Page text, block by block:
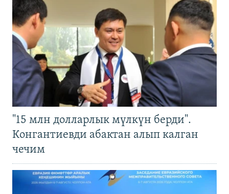
"15 млн долларлык мүлкүн берди".
Конгантиевди абактан алып калган
чечим